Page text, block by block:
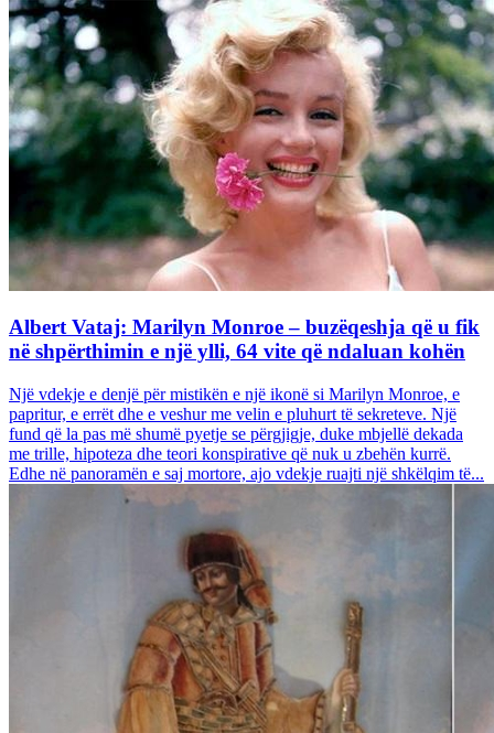
Albert Vataj: Marilyn Monroe – buzëqeshja që u fik
në shpërthimin e një ylli, 64 vite që ndaluan kohën
Një vdekje e denjë për mistikën e një ikonë si Marilyn Monroe, e
papritur, e errët dhe e veshur me velin e pluhurt të sekreteve. Një
fund që la pas më shumë pyetje se përgjigje, duke mbjellë dekada
me trille, hipoteza dhe teori konspirative që nuk u zbehën kurrë.
Edhe në panoramën e saj mortore, ajo vdekje ruajti një shkëlqim të...